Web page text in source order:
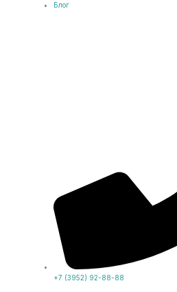
Блог
+7 (3952) 92-88-88